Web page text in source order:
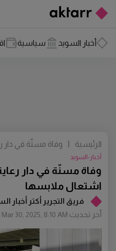
أخبار السويد سياسية
فريق التجرير أكتر أخبار
أخر تحديث Mar 30, 2025, 8:10 AM
وفاة مسنّة في دار
اشتعال ملابسها
أخبار-السويد
الرئيسية |
وفاة مسنّة في دار